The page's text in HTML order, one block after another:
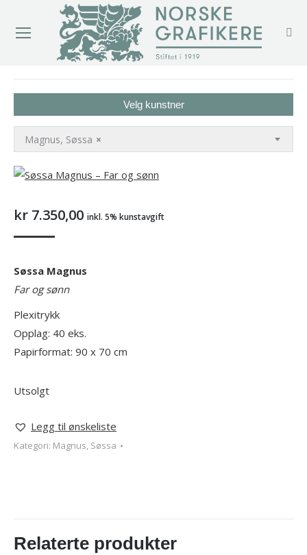
Velg kunstner
×
Magnus, Søssa
kr 7.350,00 inkl. 5% kunstavgift
Søssa Magnus
Far og sønn
Plexitrykk
Opplag: 40 eks.
Papirformat: 90 x 70 cm
Utsolgt
Legg til ønskeliste
Kategori: Magnus, Søssa
Relaterte produkter